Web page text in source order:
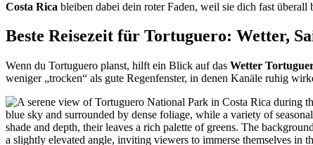
Costa Rica bleiben dabei dein roter Faden, weil sie dich fast überall
Beste Reisezeit für Tortuguero: Wetter,
Wenn du Tortuguero planst, hilft ein Blick auf das Wetter
weniger „trocken“ als gute Regenfenster, in denen Kanäle ruhig